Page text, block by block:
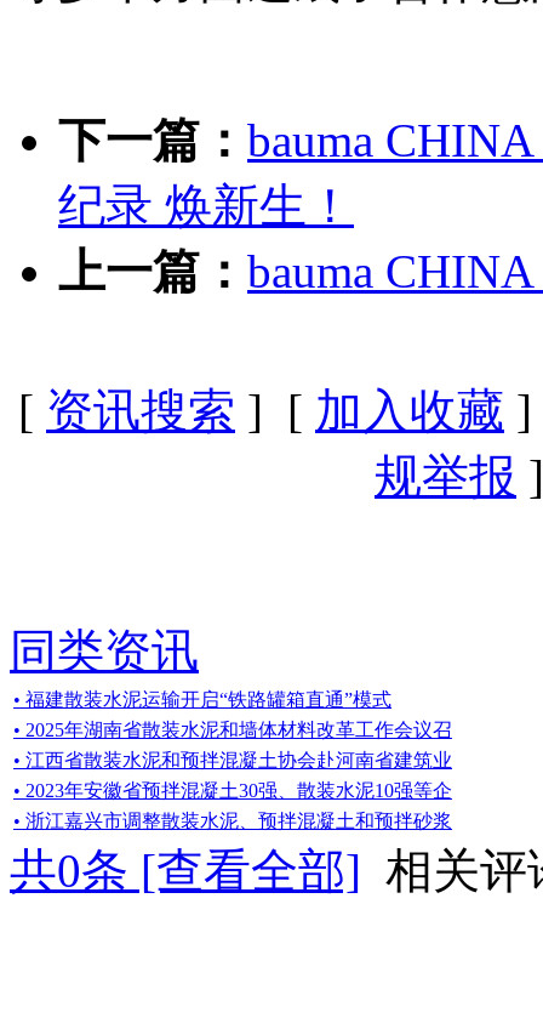
下一篇： bauma
纪录 焕新生！
上一篇： bauma
[ 资讯搜索 ] [ 加入收藏
规举报
同类资讯
• 福建散装水泥运输开启“铁路罐箱直通”模式
• 2025年湖南省散装水泥和墙体材料改革工作会议召
• 江西省散装水泥和预拌混凝土协会赴河南省建筑业
• 2023年安徽省预拌混凝土30强、散装水泥10强等企
• 浙江嘉兴市调整散装水泥、预拌混凝土和预拌砂浆
共0条 [查看全部] 相关评